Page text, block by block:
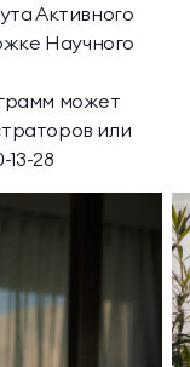
Активного
Научного
может
или
28